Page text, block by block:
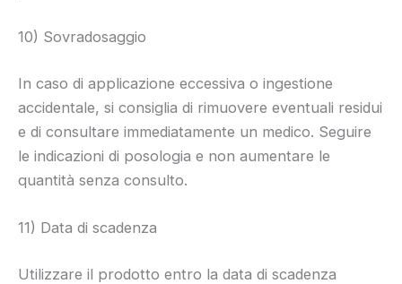
10) Sovradosaggio
In caso di applicazione eccessiva o ingestione
accidentale, si consiglia di rimuovere eventuali residui
e di consultare immediatamente un medico. Seguire
le indicazioni di posologia e non aumentare le
quantità senza consulto.
11) Data di scadenza
Utilizzare il prodotto entro la data di scadenza